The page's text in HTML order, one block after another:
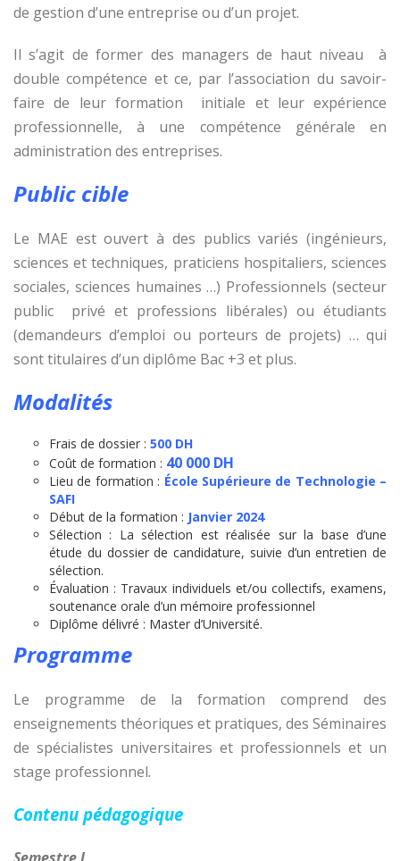
de gestion d’une entreprise ou d’un projet.
Il s’agit de former des managers de haut niveau à
double compétence et ce, par l’association du savoir-
faire de leur formation initiale et leur expérience
professionnelle, à une compétence générale en
administration des entreprises.
Public cible
Le MAE est ouvert à des publics variés (ingénieurs,
sciences et techniques, praticiens hospitaliers, sciences
sociales, sciences humaines …) Professionnels (secteur
public privé et professions libérales) ou étudiants
(demandeurs d’emploi ou porteurs de projets) … qui
sont titulaires d’un diplôme Bac +3 et plus.
Modalités
Frais de dossier : 500 DH
Coût de formation : 40 000 DH
Lieu de formation : École Supérieure de Technologie –
SAFI
Début de la formation : Janvier 2024
Sélection : La sélection est réalisée sur la base d’une
étude du dossier de candidature, suivie d’un entretien de
sélection.
Évaluation : Travaux individuels et/ou collectifs, examens,
soutenance orale d’un mémoire professionnel
Diplôme délivré : Master d’Université.
Programme
Le programme de la formation comprend des
enseignements théoriques et pratiques, des Séminaires
de spécialistes universitaires et professionnels et un
stage professionnel.
Contenu pédagogique